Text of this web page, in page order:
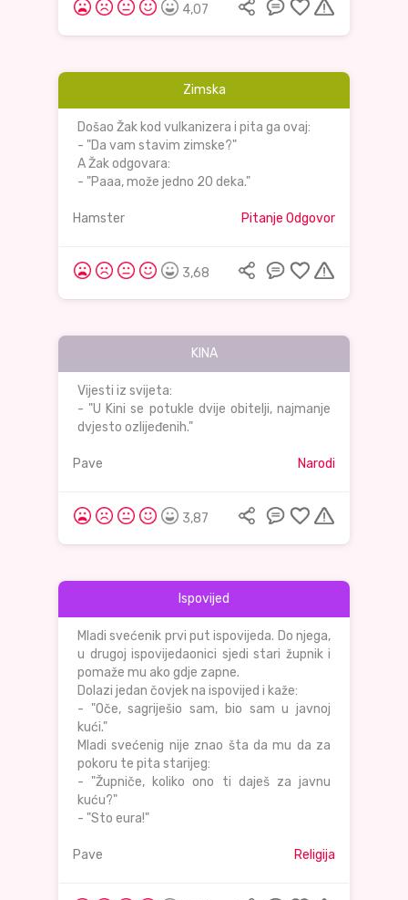
4,07
Zimska
Došao Žak kod vulkanizera i pita ga ovaj:
- "Da vam stavim zimske?"
A Žak odgovara:
- "Paaa, može jedno 20 deka."
Hamster Pitanje Odgovor
3,68
KINA
Vijesti iz svijeta:
- "U Kini se potukle dvije obitelji, najmanje
dvjesto ozlijeđenih."
Pave Narodi
3,87
Ispovijed
Mladi svećenik prvi put ispovijeda. Do njega,
u drugoj ispovijedaonici sjedi stari župnik i
pomaže mu ako gdje zapne.
Dolazi jedan čovjek na ispovijed i kaže:
- "Oče, sagriješio sam, bio sam u javnoj
kući."
Mladi svećenig nije znao šta da mu da za
pokoru te pita starijeg:
- "Župniče, koliko ono ti daješ za javnu
kuću?"
- "Sto eura!"
Pave Religija